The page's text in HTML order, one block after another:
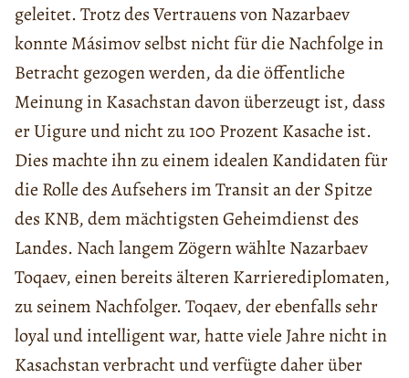
geleitet. Trotz des Vertrauens von Nazarbaev
konnte Másimov selbst nicht für die Nachfolge in
Betracht gezogen werden, da die öffentliche
Meinung in Kasachstan davon überzeugt ist, dass
er Uigure und nicht zu 100 Prozent Kasache ist.
Dies machte ihn zu einem idealen Kandidaten für
die Rolle des Aufsehers im Transit an der Spitze
des KNB, dem mächtigsten Geheimdienst des
Landes. Nach langem Zögern wählte Nazarbaev
Toqaev, einen bereits älteren Karrierediplomaten,
zu seinem Nachfolger. Toqaev, der ebenfalls sehr
loyal und intelligent war, hatte viele Jahre nicht in
Kasachstan verbracht und verfügte daher über